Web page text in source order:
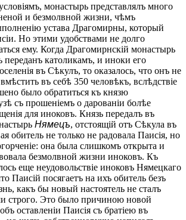
монастырь представлялъ много
и безмолвной жизни, чѣмъ
устава Драгомирны, который
Но этими удобствами не долго
ему. Когда Драгомирнскій монастырь
переданъ католикамъ, и иноки его
въ Сѣкулъ, то оказалось, что онъ не
въ себѣ 350 человѣкъ, вслѣдствіе
было обратиться къ князю
съ прошеніемъ о дарованіи болѣе
для иноковъ. Князь передалъ въ
Нямецъ, отстоящій отъ Сѣкула въ
обитель не только не радовала Паисія, но
она была слишкомъ открыта и
безмолвной жизни иноковъ. Къ
еще неудовольствіе иноковъ Нямецкаго
Паисій посягаетъ на ихъ обитель безъ
какъ бы новый настоятель не сталъ
строго. Это было причиною новой
оставленіи Паисія съ братіею въ